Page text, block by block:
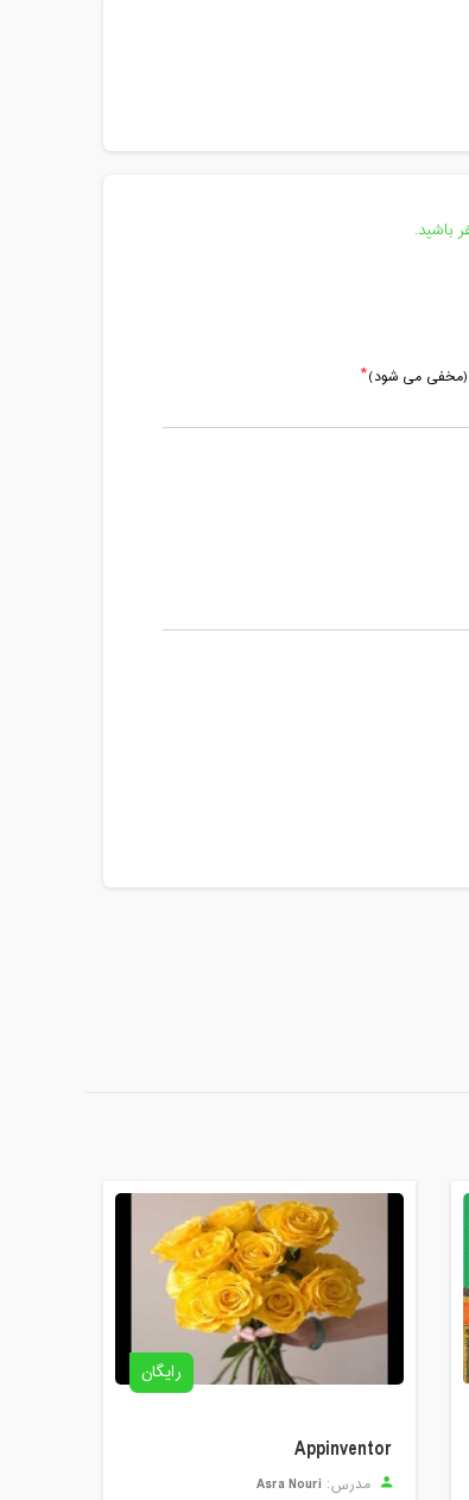
باشید.
(مخفی می شود)
رایگان
Appinventor
مدرس: Asra Nouri